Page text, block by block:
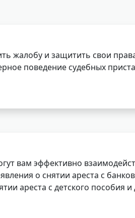
жалобу и защитить свои
поведение судебных
вам эффективно
о снятии ареста с
ареста с детского пособия и